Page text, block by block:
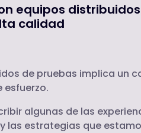
equipos
calidad
de pruebas implica un
esfuerzo.
algunas de las
las estrategias que